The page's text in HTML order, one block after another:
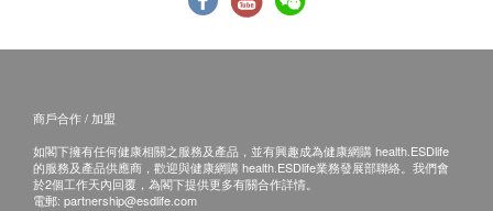
三種溫度(室溫水/70°C/100°C)可供選擇
適用於4.5L及8L屈臣氏水樽使用
B-22座枱式迷你溫熱水機設有兒童安全鎖及LCD屏
幕
的帳單地址的訂單。
日期。
倘若屈臣氏蒸餾水未能提供任何已訂購之產品或服
務，或因客戶所使用的信用咭導致之付款問題或任
商戶合作 / 加盟
如閣下擁有任何健康相關之服務及產品，並有興趣成為健康網購 health.ESDlife
的服務及產品供應商，歡迎與健康網購 health.ESDlife業務發展部聯絡。我們會
於2個工作天內回覆，為閣下提供更多有關合作詳情。
電郵: partnership@esdlife.com